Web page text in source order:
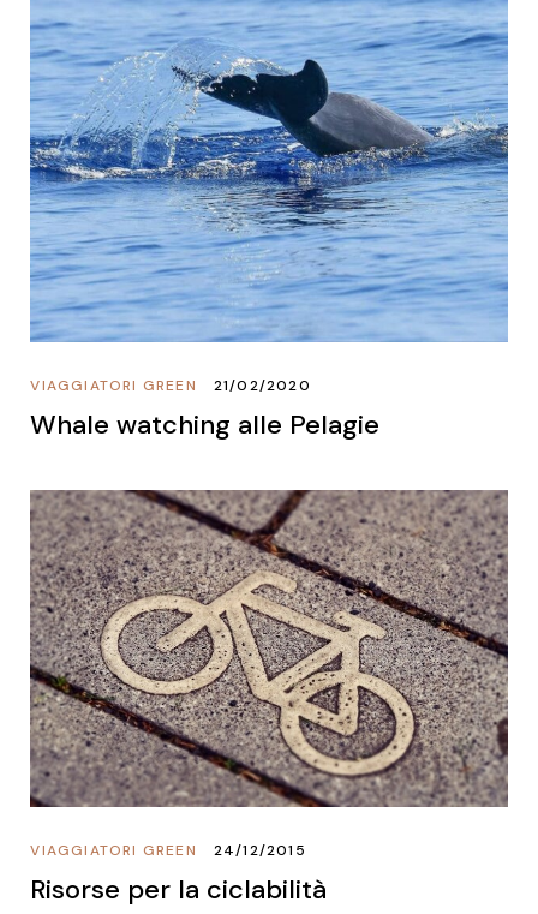
VIAGGIATORI GREEN 21/02/2020
Whale watching alle Pelagie
VIAGGIATORI GREEN 24/12/2015
Risorse per la ciclabilità